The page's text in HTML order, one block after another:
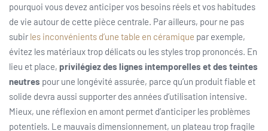
pourquoi vous devez anticiper vos besoins réels et vos habitudes
de vie autour de cette pièce centrale. Par ailleurs, pour ne pas
subir les inconvénients d’une table en céramique par exemple,
évitez les matériaux trop délicats ou les styles trop prononcés. En
lieu et place, privilégiezdes lignes intemporelles et des teintes
neutres pour une longévité assurée, parce qu’un produit fiable et
solide devra aussi supporter des années d’utilisation intensive.
Mieux, une réflexion en amont permet d’anticiper les problèmes
potentiels. Le mauvais dimensionnement, un plateau trop fragile